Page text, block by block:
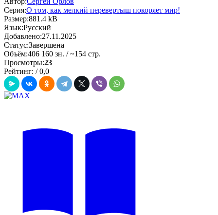
Серия:О том, как мелкий перевертыш покоряет мир!
Размер:881.4 kB
Язык:Русский
Добавлено:27.11.2025
Статус:Завершена
Объём:406 160 зн. / ~154 стр.
Просмотры:23
Рейтинг: / 0,0